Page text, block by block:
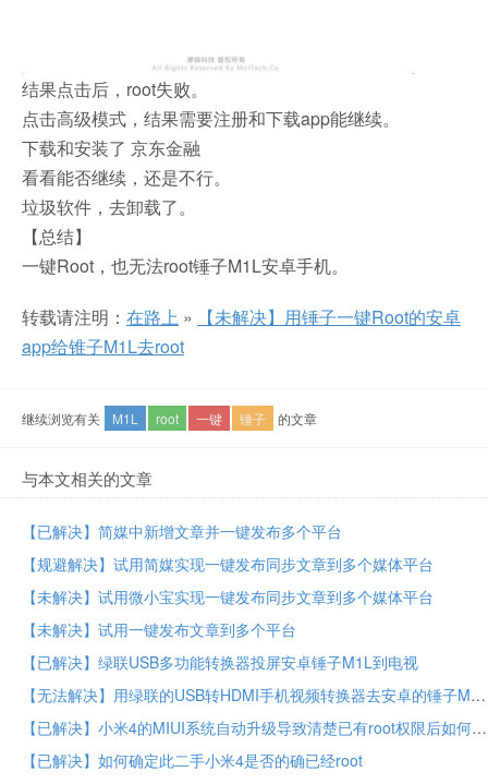
结果点击后，root失败。
点击高级模式，结果需要注册和下载app能继续。
下载和安装了 京东金融
看看能否继续，还是不行。
垃圾软件，去卸载了。
【总结】
一键Root，也无法root锤子M1L安卓手机。
转载请注明： 在路上 »
【未解决】用锤子一键Root的安卓
app给锥子M1L去root
继续浏览有关 M1L root 一键 锤子 的文章
与本文相关的文章
【已解决】简媒中新增文章并一键发布多个平台
【规避解决】试用简媒实现一键发布同步文章到多个媒体平台
【未解决】试用微小宝实现一键发布同步文章到多个媒体平台
【未解决】试用一键发布文章到多个平台
【已解决】绿联USB多功能转换器投屏安卓锤子M1L到电视
【无法解决】用绿联的USB转HDMI手机视频转换器去安卓的锤子M1L手机HDMI投屏电视
【已解决】小米4的MIUI系统自动升级导致清楚已有root权限后如何恢复root权限
【已解决】如何确定此二手小米4是否的确已经root